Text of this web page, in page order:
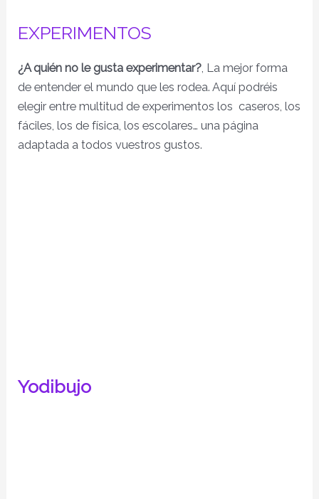
EXPERIMENTOS
¿A quién no le gusta experimentar? , La mejor forma
de entender el mundo que les rodea. Aquí podréis
elegir entre multitud de experimentos los caseros, los
fáciles, los de física, los escolares… una página
adaptada a todos vuestros gustos.
Yodibujo